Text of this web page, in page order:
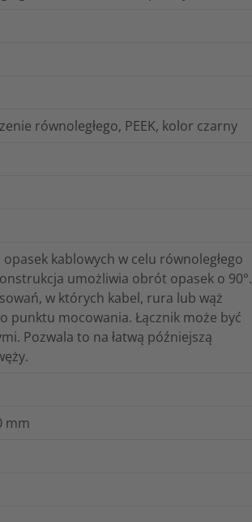
równoległego, PEEK, kolor czarny
kablowych w celu równoległego
umożliwia obrót opasek o 90°.
w których kabel, rura lub wąż
punktu mocowania. Łącznik może być
Pozwala to na łatwą późniejszą
mm